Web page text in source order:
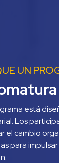
UN
está
Los
el cambio
para